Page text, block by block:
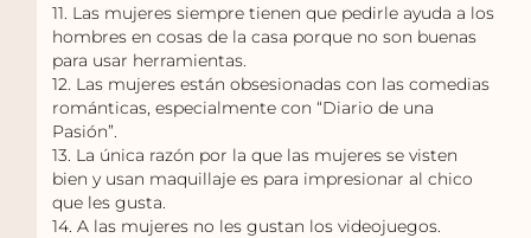
11. Las mujeres siempre tienen que pedirle ayuda a los
hombres en cosas de la casa porque no son buenas
para usar herramientas.
12. Las mujeres están obsesionadas con las comedias
románticas, especialmente con “Diario de una
Pasión”.
13. La única razón por la que las mujeres se visten
bien y usan maquillaje es para impresionar al chico
que les gusta.
14. A las mujeres no les gustan los videojuegos.